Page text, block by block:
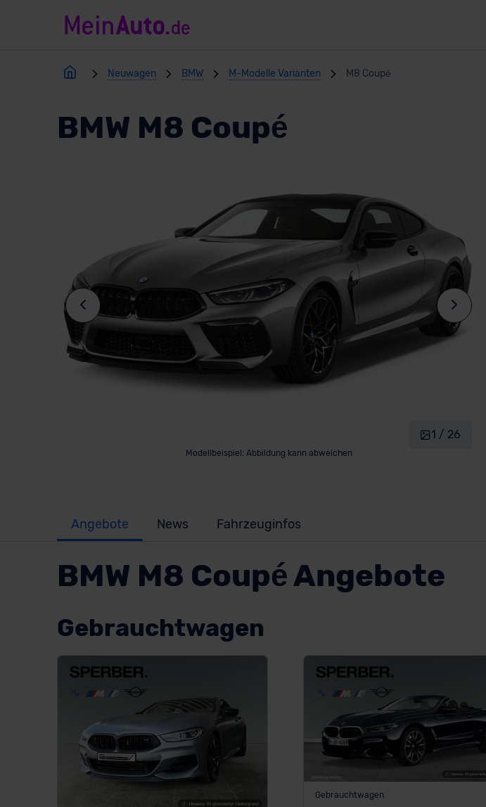
Neuwagen BMW M-Modelle Varianten M8 Coupé
BMW M8 Coupé
Modellbeispiel: Abbildung kann abweichen
1 / 26
Angebote News Fahrzeuginfos
BMW M8 Coupé Angebote
Gebrauchtwagen
Gebrauchtwagen